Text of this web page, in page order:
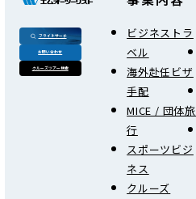
フライトサーチ
お問い合わせ
クルーズツアー検索
ビジネストラ
ベル
海外赴任ビザ
手配
MICE / 団体旅
行
スポーツビジ
ネス
クルーズ